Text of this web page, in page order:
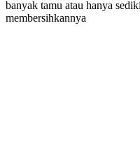
banyak tamu atau hanya
membersihkannya